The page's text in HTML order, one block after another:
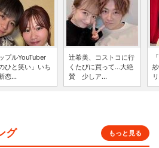
プルYouTuber
ひと笑い」いち
恋...
辻希美、コストコに行
くたびに買って...大絶
賛 少しア...
グ もっと見る